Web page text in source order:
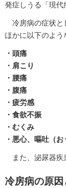
発症しうる「現代
冷房病の症状と
ほかに以下のよう
・頭痛
・肩こり
・腰痛
・腹痛
・疲労感
・食欲不振
・むくみ
・悪心、嘔吐（お
また、泌尿器疾
冷房病の原因